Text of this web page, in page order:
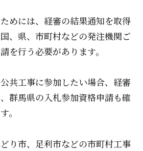
めには、経審の結果通知を取得
、県、市町村などの発注機関ご
を行う必要があります。
共工事に参加したい場合、経審
群馬県の入札参加資格申請も確
。
り市、足利市などの市町村工事